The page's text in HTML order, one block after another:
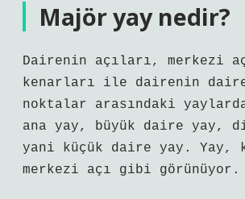
Majör yay nedir?
Dairenin açıları, merkezi
kenarları ile dairenin
noktalar arasındaki
ana yay, büyük daire yay,
yani küçük daire yay. Yay,
merkezi açı gibi görünüyor.